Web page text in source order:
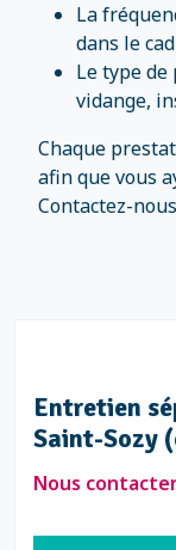
La
dans le
Le type
vidange,
Chaque
afin que vous
Contactez-
Entretien
Saint-Sozy
Nous